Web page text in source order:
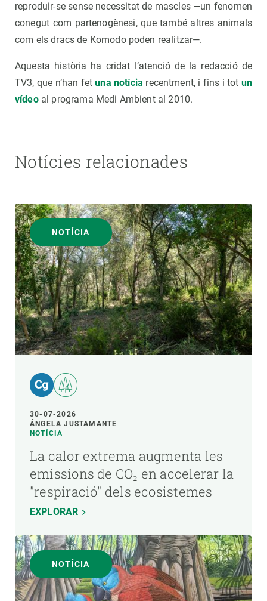
reproduir-se sense necessitat de mascles —un fenomen
conegut com partenogènesi, que també altres animals
com els dracs de Komodo poden realitzar—.
Aquesta història ha cridat l’atenció de la redacció de
TV3, que n’han fetuna notícia recentment, i fins i tot un
vídeoal programa Medi Ambient al 2010.
Notícies relacionades
NOTÍCIA
30-07-2026
ÁNGELA JUSTAMANTE
NOTÍCIA
La calor extrema augmenta les
emissions de CO₂ en accelerar la
"respiració" dels ecosistemes
EXPLORAR
NOTÍCIA